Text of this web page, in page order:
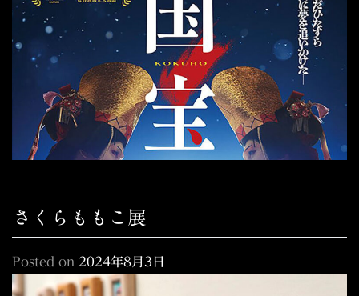
さくらももこ展
Posted on 2024年8月3日